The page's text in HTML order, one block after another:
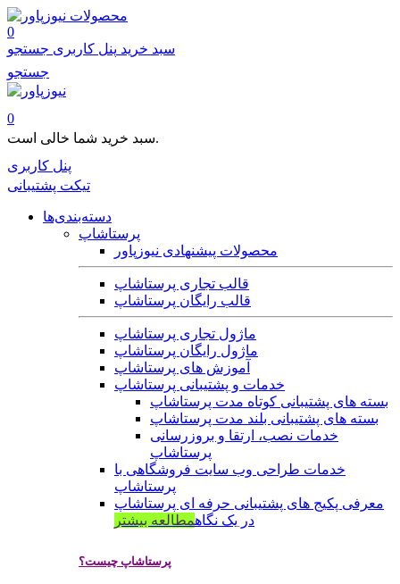
محصولات
0
سبد خرید پنل کاربری جستجو
جستجو
0
سبد خرید شما خالی است.
پنل کاربری
تیکت پشتیبانی
دسته‌بندی‌ها
پرستاشاپ
محصولات پیشنهادی نیوزپاور
قالب تجاری پرستاشاپ
قالب رایگان پرستاشاپ
ماژول تجاری پرستاشاپ
ماژول رایگان پرستاشاپ
آموزش های پرستاشاپ
خدمات و پشتیبانی پرستاشاپ
بسته های پشتیبانی کوتاه مدت پرستاشاپ
بسته های پشتیبانی بلند مدت پرستاشاپ
خدمات نصب، ارتقا و بروزرسانی
پرستاشاپ
خدمات طراحی وب سایت فروشگاهی با
پرستاشاپ
معرفی پکیج های پشتیبانی حرفه ای پرستاشاپ
در یک نگاهمطالعه بیشتر
پرستاشاپ چیست؟